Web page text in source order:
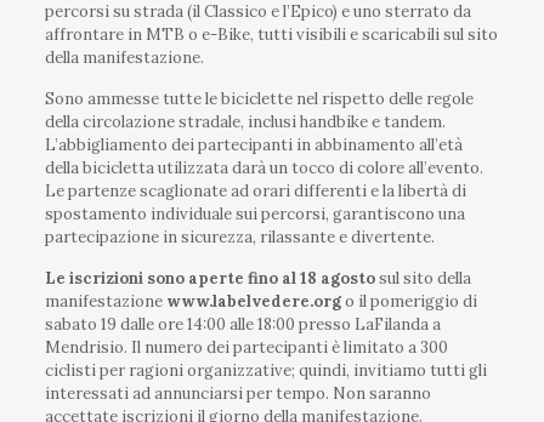
percorsi su strada (il Classico e l’Epico) e uno sterrato da
affrontare in MTB o e-Bike, tutti visibili e scaricabili sul sito
della manifestazione.
Sono ammesse tutte le biciclette nel rispetto delle regole
della circolazione stradale, inclusi handbike e tandem.
L’abbigliamento dei partecipanti in abbinamento all’età
della bicicletta utilizzata darà un tocco di colore all’evento.
Le partenze scaglionate ad orari differenti e la libertà di
spostamento individuale sui percorsi, garantiscono una
partecipazione in sicurezza, rilassante e divertente.
Le iscrizioni sono aperte fino al 18 agostosul sito della
manifestazione www.labelvedere.orgo il pomeriggio di
sabato 19 dalle ore 14:00 alle 18:00 presso LaFilanda a
Mendrisio. Il numero dei partecipanti è limitato a 300
ciclisti per ragioni organizzative; quindi, invitiamo tutti gli
interessati ad annunciarsi per tempo. Non saranno
accettate iscrizioni il giorno della manifestazione.